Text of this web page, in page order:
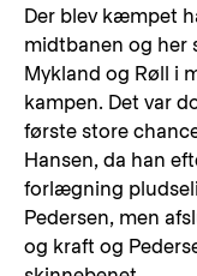
Der blev kæmpet
midtbanen og her
Mykland og Røll i
kampen. Det var
første store
Hansen, da han
forlægning
Pedersen, men
og kraft og